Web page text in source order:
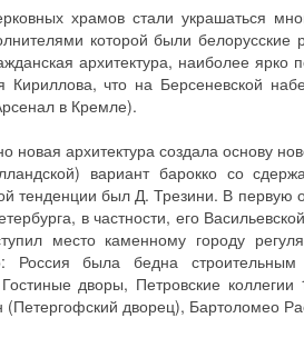
храмов стали украшаться
которой были
архитектура, наиболее
Кириллова, что на Берсеневской
в Кремле).
новая архитектура создала основу
вариант барокко со
тенденции был Д. Трезини. В первую
в частности, его
место каменному городу
Россия была бедна
дворы, Петровские
(Петергофский дворец), Бартоломео